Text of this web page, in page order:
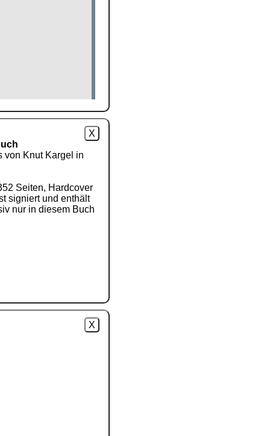
X
von Knut Kargel in
Seiten, Hardcover
signiert und enthält
nur in diesem Buch
X